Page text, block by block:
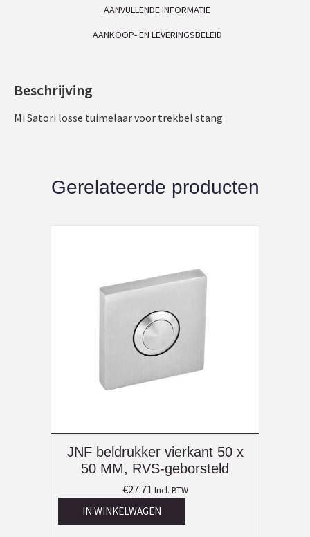
AANVULLENDE INFORMATIE
AANKOOP- EN LEVERINGSBELEID
Beschrijving
Mi Satori losse tuimelaar voor trekbel stang
Gerelateerde producten
JNF beldrukker vierkant 50 x
50 MM, RVS-geborsteld
€27.71 Incl. BTW
IN WINKELWAGEN